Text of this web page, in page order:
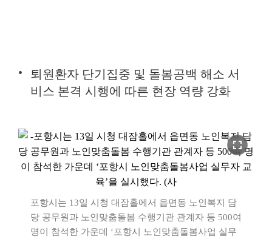
퇴원환자 단기집중 및 돌봄공백 해소 서
비스 본격 시행에 따른 현장 역량 강화
fullscreen
포항시는 13일 시청 대잠홀에서 읍면동 노인복지 담
당 공무원과 노인맞춤돌봄 수행기관 관계자 등 500여
명이 참석한 가운데 ‘포항시 노인맞춤돌봄사업 실무